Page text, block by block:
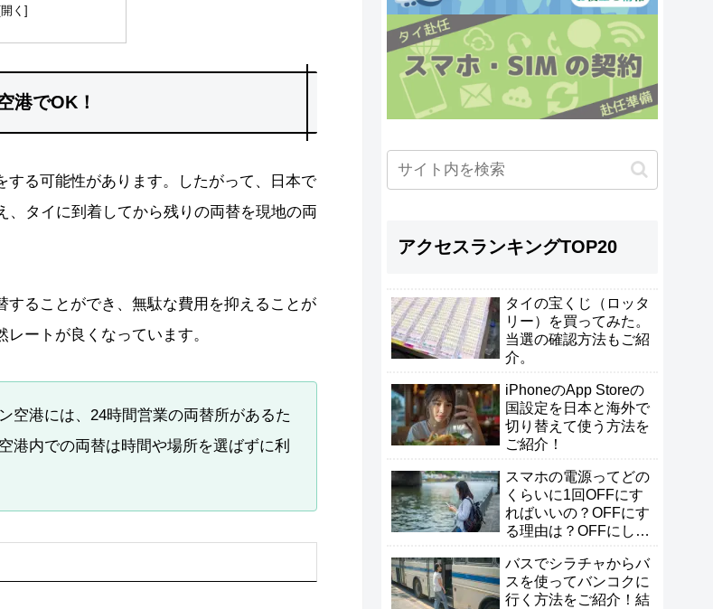
港でOK！
る可能性があります。したがって、日本で
タイに到着してから残りの両替を現地の両
ることができ、無駄な費用を抑えることが
ートが良くなっています。
空港には、24時間営業の両替所があるた
港内での両替は時間や場所を選ばずに利
アクセスランキングTOP20
タイの宝くじ（ロッタ
リー）を買ってみた。
当選の確認方法もご紹
介。
iPhoneのApp Storeの
国設定を日本と海外で
切り替えて使う方法を
ご紹介！
スマホの電源ってどの
くらいに1回OFFにす
ればいいの？OFFにす
る理由は？OFFにしな
バスでシラチャからバ
スを使ってバンコクに
行く方法をご紹介！結